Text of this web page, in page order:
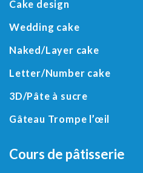
Cake design
Wedding cake
Naked/Layer cake
Letter/Number cake
3D/Pâte à sucre
Gâteau Trompe l’œil
Cours de pâtisserie